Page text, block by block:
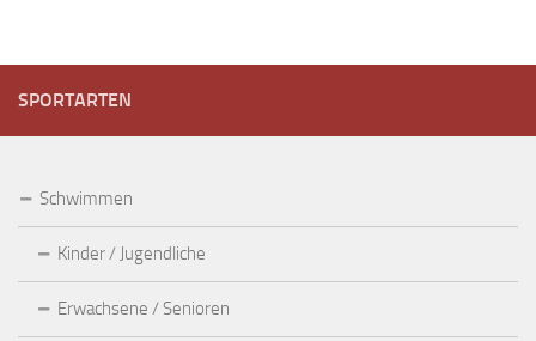
SPORTARTEN
Schwimmen
Kinder / Jugendliche
Erwachsene / Senioren